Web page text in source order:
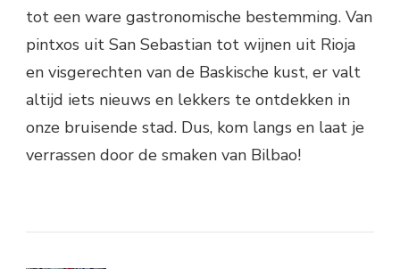
tot een ware gastronomische bestemming. Van
pintxos uit San Sebastian tot wijnen uit Rioja
en visgerechten van de Baskische kust, er valt
altijd iets nieuws en lekkers te ontdekken in
onze bruisende stad. Dus, kom langs en laat je
verrassen door de smaken van Bilbao!